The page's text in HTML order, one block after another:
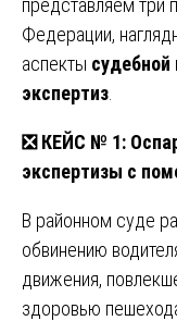
представляем три
Федерации,
аспекты
экспертиз
❎КЕЙС № 1:
экспертизы с
В районном суде
обвинению
движения,
здоровью